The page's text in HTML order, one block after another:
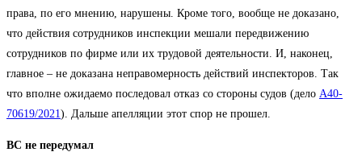
права, по его мнению, нарушены. Кроме того, вообще не доказано,
что действия сотрудников инспекции мешали передвижению
сотрудников по фирме или их трудовой деятельности. И, наконец,
главное – не доказана неправомерность действий инспекторов. Так
что вполне ожидаемо последовал отказ со стороны судов (дело А40-
70619/2021). Дальше апелляции этот спор не прошел.
ВС не передумал